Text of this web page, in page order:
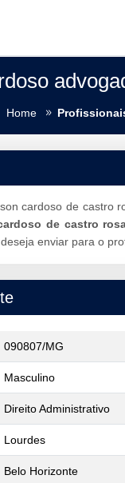
Home
cardoso de castro
de castro
enviar para o
090807/MG
Masculino
Direito Administrativo
Lourdes
Belo Horizonte